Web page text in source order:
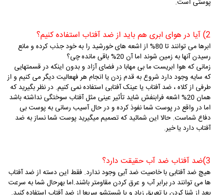
پوستی است.
2) آیا در هوای ابری هم باید از ضد آفتاب استفاده کنیم؟
ابرها می توانند تا 80% از اشعه های خورشید را به خود جذب کرده و مانع
رسیدن آنها به زمین شوند اما آن 20% باقی مانده چی؟
زمانی که هوا ابریست ما بی مهابا در فضای آزاد و بدون اینکه در قسمتهایی
که سایه وجود دارد شروع به قدم زدن یا انجام هر فهعالیت دیگر می کنیم و از
طرفی از کلاه ، ضد آفتاب یا عینک آفتابی استفاده نمی کنیم. در نظر بگیرید که
همان 20% اشعه فرابنفش شاید تأثیر عینی مثل آفتاب سوختگی نداشته باشد
اما در واقع در پوست شما نفوذ کرده و در حال آسیب رسانی به پوست بی
دفاع شماست. حالا این شمائید که تصمیم میگیرید پوست شما نساز به ضد
آفتاب دارد یا خیر.
3)ضد آفتاب ضد آب حقیقت دارد؟
هیچ ضد آفتابی با خاصیت ضد آبی وجود ندارد. فقط این دسته از ضد آفتاب
ها می توانند در برابر آب و عرق کردن مقاومتر باشند.اما بهرحال شما به سرعت